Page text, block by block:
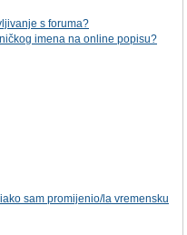
s foruma?
imena na online popisu?
sam promijenio/la vremensku